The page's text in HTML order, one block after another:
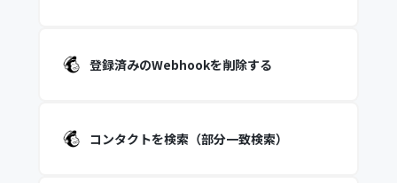
登録済みのWebhookを削除する
コンタクトを検索（部分一致検索）